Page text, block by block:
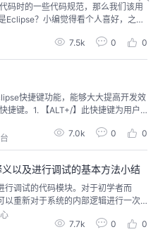
码时的一些代码规范，那么我们该用
Eclipse？小编觉得看个人喜好，之前
载及java环境配置关于IDEA的使用：I
）To：...
7.5k 0 0
快捷键功能，能够大大提高开发效
捷键。1. 【ALT+/】此快捷键为用户
不要为记不全方法和属性名称犯
多体验一下【ALT+/】快捷键带来的好
的大纲，能快速定位类的方法和属
7.0k 0 0
以及进行调试的基本方法小结
行调试的代码模块。对于初学者而
重新对于系统的内部逻辑进行一次
。而对于高阶的开发者而言，手工
试工具的帮忙。通过本文我将为大
7.7k 0 0